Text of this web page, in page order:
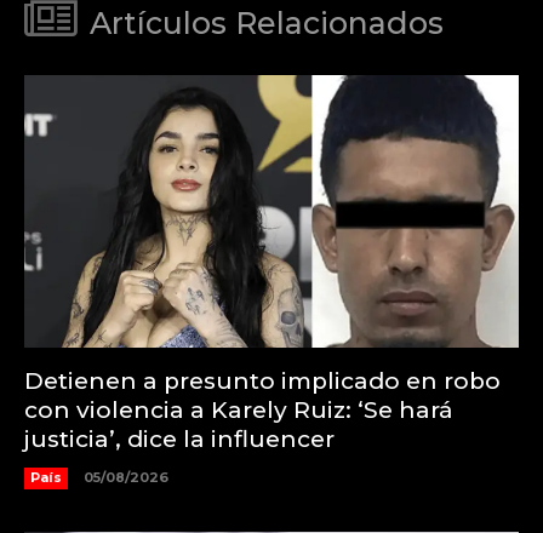
Artículos Relacionados
Detienen a presunto implicado en robo
con violencia a Karely Ruiz: ‘Se hará
justicia’, dice la influencer
País 05/08/2026